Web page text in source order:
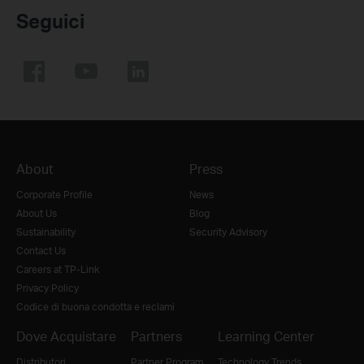
Seguici
About
Corporate Profile
About Us
Sustainability
Contact Us
Careers at TP-Link
Privacy Policy
Codice di buona condotta e reclami
Press
News
Blog
Security Advisory
Dove Acquistare Partners Learning Center